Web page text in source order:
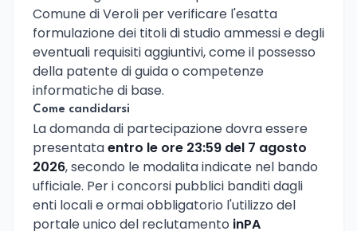
Comune di Veroli per verificare l'esatta
formulazione dei titoli di studio ammessi e degli
eventuali requisiti aggiuntivi, come il possesso
della patente di guida o competenze
informatiche di base.
Come candidarsi
La domanda di partecipazione dovra essere
presentataentro le ore 23:59 del 7 agosto
2026, secondo le modalita indicate nel bando
ufficiale. Per i concorsi pubblici banditi dagli
enti locali e ormai obbligatorio l'utilizzo del
portale unico del reclutamento inPA